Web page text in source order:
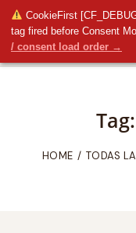
CookieFirst
tag fired before Consent
/ consent load order →
HOME TODAS